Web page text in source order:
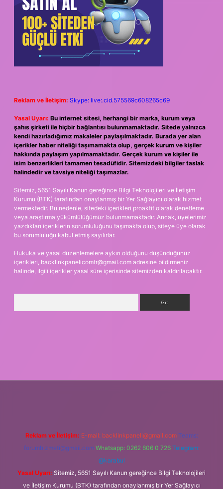
Reklam ve İletişim: Skype: live:.cid.575569c608265c69
Yasal Uyarı: Bu internet sitesi, herhangi bir marka, kurum veya
şahıs şirketi ile hiçbir bağlantısı bulunmamaktadır. Sitede yalnızca
kendi hazırladığımız makaleler paylaşılmaktadır. Burada yer alan
içerikler haber niteliği taşımamakta olup, gerçek kurum ve kişiler
hakkında paylaşım yapılmamaktadır. Gerçek kurum ve kişiler ile
isim benzerlikleri tamamen tesadüfidir. Sitemizdeki bilgiler taslak
halindedir ve tavsiye niteliği taşımazlar.
Sitemiz, 5651 Sayılı Kanun gereğince Bilgi Teknolojileri ve İletişim
Kurumu (BTK) tarafından onaylanmış bir Yer Sağlayıcı olarak hizmet
vermektedir. Bu nedenle, sitedeki içerikleri proaktif olarak denetleme
veya araştırma yükümlülüğümüz bulunmamaktadır. Ancak, üyelerimiz
yazdıkları içeriklerin sorumluluğunu taşımakta olup, siteye üye olarak
bu sorumluluğu kabul etmiş sayılırlar.
Hukuka ve yasal düzenlemelere aykırı olduğunu düşündüğünüz
içerikleri, backlinkpanelicomtr@gmail.com adresine bildirmeniz
halinde, ilgili içerikler yasal süre içerisinde sitemizden kaldırılacaktır.
Reklam ve İletişim: E-mail: backlinkpaneli@gmail.com Teams:
forumhizmeti@gmail.com Whatsapp: 0262 606 0 726 Telegram:
@karabul
Yasal Uyarı: Sitemiz, 5651 Sayılı Kanun gereğince Bilgi Teknolojileri
ve İletişim Kurumu (BTK) tarafından onaylanmış bir Yer Sağlayıcı